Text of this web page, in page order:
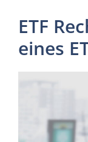
ETF
eines